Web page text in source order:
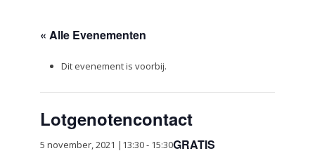
« Alle Evenementen
Dit evenement is voorbij.
Lotgenotencontact
5 november, 2021 |13:30- 15:30GRATIS